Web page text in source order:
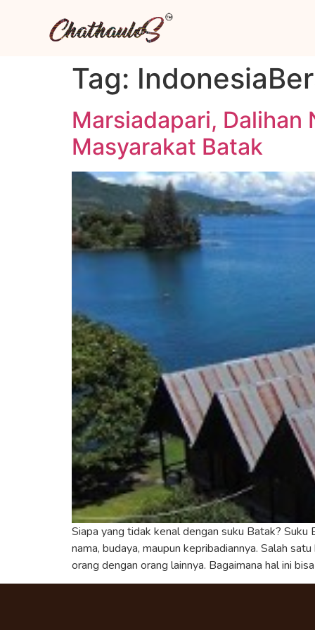
Tag:
Marsiadapari, Dalihan
Masyarakat Batak
Siapa yang tidak kenal dengan suku Batak?
nama, budaya, maupun kepribadiannya. Salah
orang dengan orang lainnya. Bagaimana hal ini